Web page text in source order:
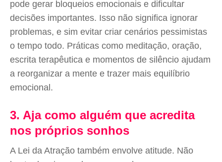
pode gerar bloqueios emocionais e dificultar
decisões importantes. Isso não significa ignorar
problemas, e sim evitar criar cenários pessimistas
o tempo todo. Práticas como meditação, oração,
escrita terapêutica e momentos de silêncio ajudam
a reorganizar a mente e trazer mais equilíbrio
emocional.
3. Aja como alguém que acredita
nos próprios sonhos
A Lei da Atração também envolve atitude. Não